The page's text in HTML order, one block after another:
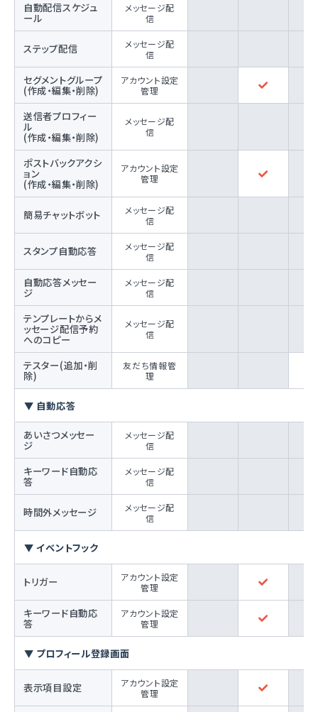
自動配信スケジュ
ール
メッセージ配
信
ステップ配信
メッセージ配
信
セグメントグループ
(作成・編集・削除)
アカウント設定
管理
送信者プロフィー
ル
(作成・編集・削除)
メッセージ配
信
ポストバックアクシ
ョン
(作成・編集・削除)
アカウント設定
管理
簡易チャットボット
メッセージ配
信
スタンプ自動応答
メッセージ配
信
自動応答メッセー
ジ
メッセージ配
信
テンプレートからメ
ッセージ配信予約
へのコピー
メッセージ配
信
テスター(追加・削
除)
友だち情報管
理
▼ 自動応答
あいさつメッセー
ジ
メッセージ配
信
キーワード自動応
答
メッセージ配
信
時間外メッセージ
メッセージ配
信
▼ イベントフック
トリガー
アカウント設定
管理
キーワード自動応
答
アカウント設定
管理
▼ プロフィール登録画面
表示項目設定
アカウント設定
管理